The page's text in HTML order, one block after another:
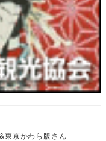
京かわら版さん